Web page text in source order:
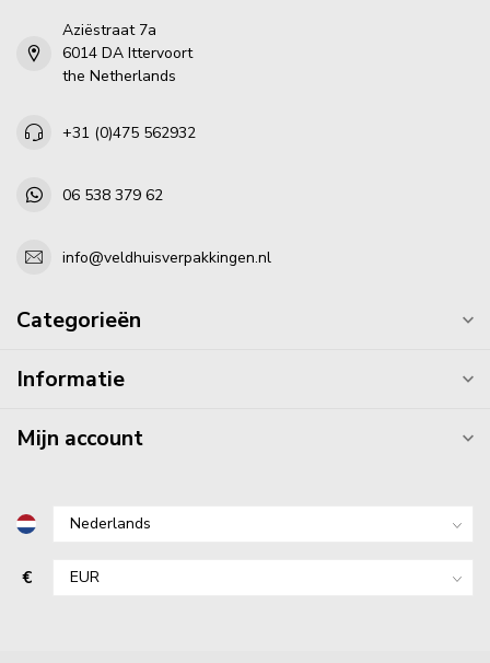
Aziëstraat 7a
6014 DA Ittervoort
the Netherlands
+31 (0)475 562932
06 538 379 62
info@veldhuisverpakkingen.nl
Categorieën
Informatie
Mijn account
€